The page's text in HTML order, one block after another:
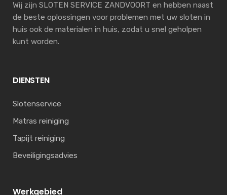
Wij zijn SLOTEN SERVICE ZANDVOORT en hebben naast
de beste oplossingen voor problemen met uw sloten in
huis ook de materialen in huis, zodat u snel geholpen
kunt worden.
DIENSTEN
Slotenservice
Matras reiniging
Tapijt reiniging
Beveiligingsadvies
Werkgebied